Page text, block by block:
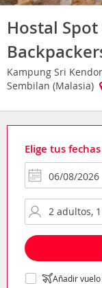
Hostal
Kampung Sri
Sembilan (Malasia)
Elige tus fechas
Añadir vuelo